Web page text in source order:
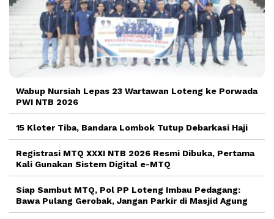
Wabup Nursiah Lepas 23 Wartawan Loteng ke Porwada
PWI NTB 2026
15 Kloter Tiba, Bandara Lombok Tutup Debarkasi Haji
Registrasi MTQ XXXI NTB 2026 Resmi Dibuka, Pertama
Kali Gunakan Sistem Digital e-MTQ
Siap Sambut MTQ, Pol PP Loteng Imbau Pedagang:
Bawa Pulang Gerobak, Jangan Parkir di Masjid Agung